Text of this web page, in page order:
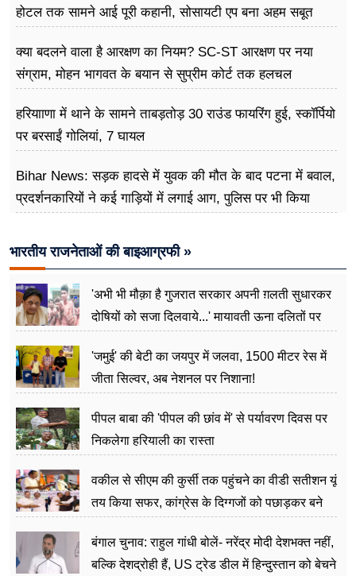
होटल तक सामने आई पूरी कहानी, सोसायटी एप बना अहम सबूत
क्या बदलने वाला है आरक्षण का नियम? SC-ST आरक्षण पर नया
संग्राम, मोहन भागवत के बयान से सुप्रीम कोर्ट तक हलचल
हरियााणा में थाने के सामने ताबड़तोड़ 30 राउंड फायरिंग हुई, स्कॉर्पियो
पर बरसाईं गोलियां, 7 घायल
Bihar News: सड़क हादसे में युवक की मौत के बाद पटना में बवाल,
प्रदर्शनकारियों ने कई गाड़ियों में लगाई आग, पुलिस पर भी किया
भारतीय राजनेताओं की बाइआग्रफी »
'अभी भी मौक़ा है गुजरात सरकार अपनी ग़लती सुधारकर
दोषियों को सजा दिलवाये...' मायावती ऊना दलितों पर
'जमुई' की बेटी का जयपुर में जलवा, 1500 मीटर रेस में
जीता सिल्वर, अब नेशनल पर निशाना!
पीपल बाबा की 'पीपल की छांव में' से पर्यावरण दिवस पर
निकलेगा हरियाली का रास्ता
वकील से सीएम की कुर्सी तक पहुंचने का वीडी सतीशन यूं
तय किया सफर, कांग्रेस के दिग्गजों को पछाड़कर बने
बंगाल चुनाव: राहुल गांधी बोलें- नरेंद्र मोदी देशभक्त नहीं,
बल्कि देशद्रोही हैं, US ट्रेड डील में हिन्दुस्तान को बेचने